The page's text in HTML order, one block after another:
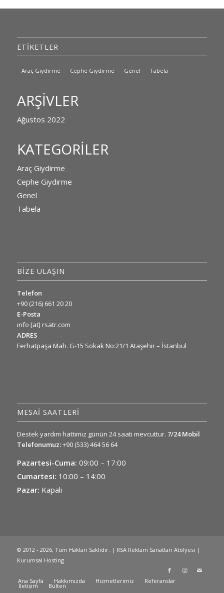
ETİKETLER
Araç Giydirme Cephe Giydirme Genel Tabela
ARŞIVLER
Ağustos 2022
KATEGORILER
Araç Giydirme
Cephe Giydirme
Genel
Tabela
BİZE ULAŞIN
Telefon
+90 (216) 661 20 20
E-Posta
info [at] rsatr.com
ADRES
Ferhatpaşa Mah. G-15 Sokak No:21/1 Ataşehir – İstanbul
MESAİ SAATLERİ
Destek yardım hattımız günün 24 saati mevcuttur. 7/24 Mobil
Telefonumuz:+90 (533) 464 56 64
Pazartesi-Cuma: 09:00 – 17:00
Cumartesi: 10:00 – 14:00
Pazar: Kapalı
© 2012 - 2026, Tüm Hakları Saklıdır. | RSA Reklam Sanatları Atölyesi |
Kurumsal Hosting
Ana Sayfa Hakkımızda Hizmetlerimiz Referanslar
İletişim Bülten